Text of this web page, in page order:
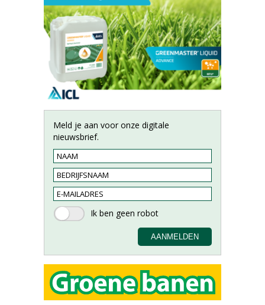
Meld je aan voor onze digitale
nieuwsbrief.